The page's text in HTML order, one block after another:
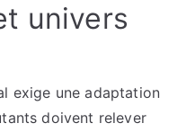
univers
exige une adaptation
doivent relever